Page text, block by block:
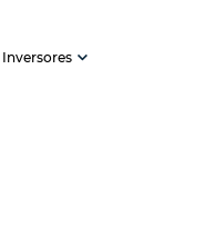
Inversores